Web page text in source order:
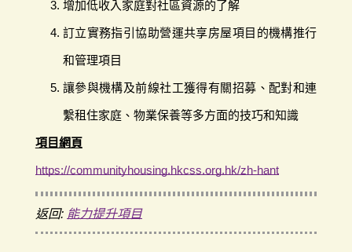
增加低收入家庭對社區資源的了解
訂立實務指引協助營運共享房屋項目的機構推行
和管理項目
讓參與機構及前線社工獲得有關招募、配對和連
繫租住家庭、物業保養等多方面的技巧和知識
項目網頁
https://communityhousing.hkcss.org.hk/zh-hant
返回: 能力提升項目